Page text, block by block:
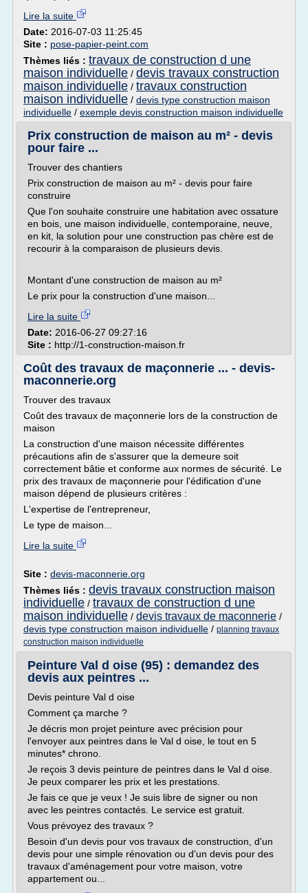
Lire la suite
Date: 2016-07-03 11:25:45
Site : pose-papier-peint.com
Thèmes liés : travaux de construction d une
maison individuelle / devis travaux construction
maison individuelle / travaux construction
maison individuelle / devis type construction maison
individuelle / exemple devis construction maison individuelle
Prix construction de maison au m² - devis
pour faire ...
Trouver des chantiers
Prix construction de maison au m² - devis pour faire
construire
Que l'on souhaite construire une habitation avec ossature
en bois, une maison individuelle, contemporaine, neuve,
en kit, la solution pour une construction pas chère est de
recourir à la comparaison de plusieurs devis.
Montant d'une construction de maison au m²
Le prix pour la construction d'une maison...
Lire la suite
Date: 2016-06-27 09:27:16
Site : http://1-construction-maison.fr
Coût des travaux de maçonnerie ... - devis-
maconnerie.org
Trouver des travaux
Coût des travaux de maçonnerie lors de la construction de
maison
La construction d'une maison nécessite différentes
précautions afin de s'assurer que la demeure soit
correctement bâtie et conforme aux normes de sécurité. Le
prix des travaux de maçonnerie pour l'édification d'une
maison dépend de plusieurs critères :
L'expertise de l'entrepreneur,
Le type de maison...
Lire la suite
Site : devis-maconnerie.org
Thèmes liés : devis travaux construction maison
individuelle / travaux de construction d une
maison individuelle / devis travaux de maconnerie /
devis type construction maison individuelle / planning travaux
construction maison individuelle
Peinture Val d oise (95) : demandez des
devis aux peintres ...
Devis peinture Val d oise
Comment ça marche ?
Je décris mon projet peinture avec précision pour
l'envoyer aux peintres dans le Val d oise, le tout en 5
minutes* chrono.
Je reçois 3 devis peinture de peintres dans le Val d oise.
Je peux comparer les prix et les prestations.
Je fais ce que je veux ! Je suis libre de signer ou non
avec les peintres contactés. Le service est gratuit.
Vous prévoyez des travaux ?
Besoin d'un devis pour vos travaux de construction, d'un
devis pour une simple rénovation ou d'un devis pour des
travaux d'aménagement pour votre maison, votre
appartement ou...